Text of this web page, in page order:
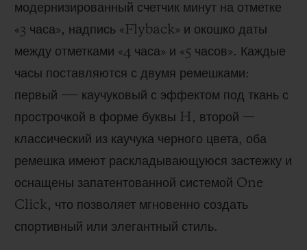
модернизированный счетчик минут на отметке
«3 часа», надпись «Flyback» и окошко даты
между отметками «4 часа» и «5 часов». Каждые
часы поставляются с двумя ремешками:
первый ― каучуковый с эффектом под ткань с
прострочкой в форме буквы H, второй —
классический из каучука черного цвета, оба
ремешка имеют раскладывающуюся застежку и
оснащены запатентованной системой One
Click, что позволяет мгновенно создать
спортивный или элегантный стиль.